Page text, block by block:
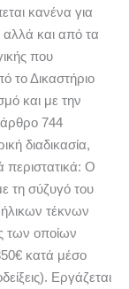
κανένα για
αλλά και από τα
που
το Δικαστήριο
και με την
744
διαδικασία,
περιστατικά: Ο
τη σύζυγό του
τέκνων
των οποίων
κατά μέσο
Εργάζεται